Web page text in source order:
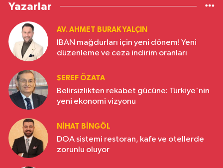
Yazarlar
AV. AHMET BURAK YALÇIN
IBAN mağdurları için yeni dönem! Yeni
düzenleme ve ceza indirim oranları
ŞEREF ÖZATA
Belirsizlikten rekabet gücüne: Türkiye'nin
yeni ekonomi vizyonu
NIHAT BINGÖL
DOA sistemi restoran, kafe ve otellerde
zorunlu oluyor